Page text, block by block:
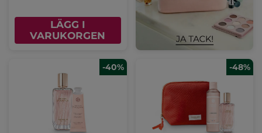
LÄGG I
VARUKORGEN
-40% -48%